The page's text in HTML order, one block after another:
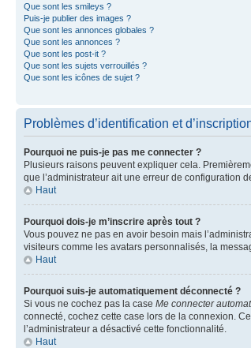
Que sont les smileys ?
Puis-je publier des images ?
Que sont les annonces globales ?
Que sont les annonces ?
Que sont les post-it ?
Que sont les sujets verrouillés ?
Que sont les icônes de sujet ?
Problèmes d’identification et
Pourquoi ne puis-je pas me connecter ?
Plusieurs raisons peuvent expliquer cela.
que l’administrateur ait une erreur de configuration
Haut
Pourquoi dois-je m’inscrire après tout ?
Vous pouvez ne pas en avoir besoin mais
visiteurs comme les avatars personnalisés, la
Haut
Pourquoi suis-je automatiquement déconnecté ?
Si vous ne cochez pas la case Me connecter
connecté, cochez cette case lors de la connexion.
l’administrateur a désactivé cette fonctionnalité.
Haut